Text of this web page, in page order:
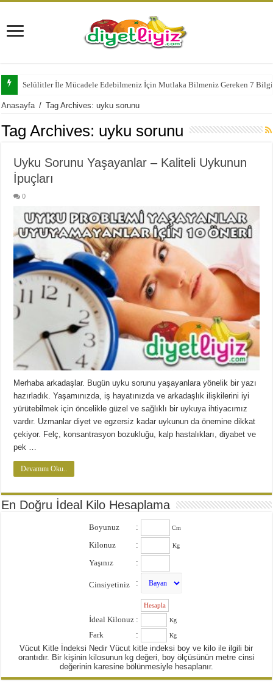
Selülitler İle Mücadele Edebilmeniz İçin Mutlaka Bilmeniz Gereken 7 Bilgi
Anasayfa / Tag Archives: uyku sorunu
Tag Archives: uyku sorunu
Uyku Sorunu Yaşayanlar – Kaliteli Uykunun
İpuçları
0
Merhaba arkadaşlar. Bugün uyku sorunu yaşayanlara yönelik bir yazı
hazırladık. Yaşamınızda, iş hayatınızda ve arkadaşlık ilişkilerini iyi
yürütebilmek için öncelikle güzel ve sağlıklı bir uykuya ihtiyacımız
vardır. Uzmanlar diyet ve egzersiz kadar uykunun da önemine dikkat
çekiyor. Felç, konsantrasyon bozukluğu, kalp hastalıkları, diyabet ve
pek …
Devamını Oku..
En Doğru İdeal Kilo Hesaplama
Boyunuz : Cm
Kilonuz : Kg
Yaşınız :
Cinsiyetiniz :
İdeal Kilonuz : Kg
Fark : Kg
Vücut Kitle İndeksi Nedir Vücut kitle indeksi boy ve kilo ile ilgili bir
orantıdır. Bir kişinin kilosunun kg değeri, boy ölçüsünün metre cinsi
değerinin karesine bölünmesiyle hesaplanır.